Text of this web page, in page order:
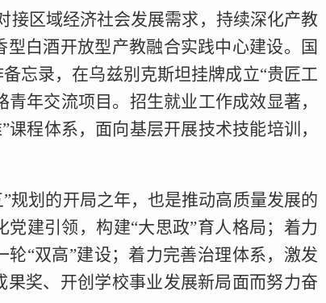
接区域经济社会发展需求，持续深化产教
白酒开放型产教融合实践中心建设。国
忘录，在乌兹别克斯坦挂牌成立“贵匠工
年交流项目。招生就业工作成效显著，
程体系，面向基层开展技术技能培训，
规划的开局之年，也是推动高质量发展的
建引领，构建“大思政”育人格局；着力
“双高”建设；着力完善治理体系，激发
奖、开创学校事业发展新局面而努力奋